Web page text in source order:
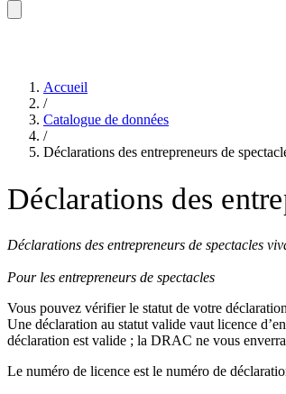
Accueil
/
Catalogue de données
/
Déclarations des entrepreneurs de
Déclarations des
Déclarations des entrepreneurs de spectacles
Pour les entrepreneurs de spectacles
Vous pouvez vérifier le statut de votre
Une déclaration au statut valide vaut licence
déclaration est valide ; la DRAC ne vous
Le numéro de licence est le numéro de